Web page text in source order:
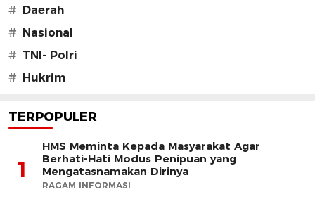
#
Daerah
#
Nasional
# TNI- Polri
#
Hukrim
TERPOPULER
1
HMS Meminta Kepada Masyarakat Agar
Berhati-Hati Modus Penipuan yang
Mengatasnamakan Dirinya
RAGAM INFORMASI